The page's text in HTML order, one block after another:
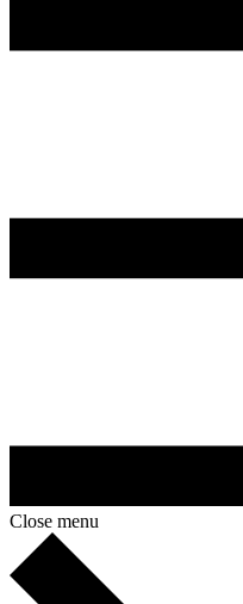
Close menu